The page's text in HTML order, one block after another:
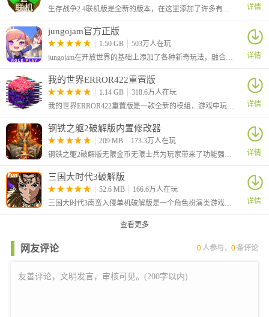
化技包括初级进化技，中级进化技，高级进化技，超级进化技，这
不同的精灵攻击效果也是不同的，有单体伤害，也有群体伤害，合
理搭配，才能将队伍的整体实力发挥到最大
战斗中还会出现各种不同的负面效果，特殊状态，例如中毒，烧
伤，晕眩等。极大的丰富了玩家在游戏中的乐趣
生存战争2.4联机版是全新的版本，在这里添加了许多有趣的新玩法，例如增加季节、添加了社区内容搜索、加入了杨树、杨木、杨树叶和树苗、比 2.3 中生成的鱼更多等等
详情
jungojam官方正版
1.50 GB
503万人在玩
jungojam在开放世界的基础上添加了各种新奇玩法，融合了冒险、动作、探索、社交等等元素，你可以和小伙伴们一起在这里嬉戏打闹，一起种田收获你们的快乐，还可以自定义自己的形象哦！
详情
我的世界ERROR422重置版
1.14 GB
318.6万人在玩
我的世界ERROR422重置版是一款全新的模组，游戏中玩家的世界将被一个神秘病毒感染，导致场景、方块、物品和生物都呈现异常状态。
详情
钢铁之躯2破解版内置修改器
209 MB
173.3万人在玩
钢铁之躯2破解版无限金币无限士兵为玩家带来了功能强大的内置作弊菜单，可以让你在玩游戏的同时利用悬浮窗菜单进行游戏数值的修改。
详情
三国大时代3破解版
52.6 MB
166.6万人在玩
三国大时代3南蛮入侵单机破解版是一个角色扮演类游戏，三国大时代系列游戏来到了第三代，玩家依旧需要在三国背景的世界中进行冒险。
详情
查看更多
网友评论 0 人参与，0条评论